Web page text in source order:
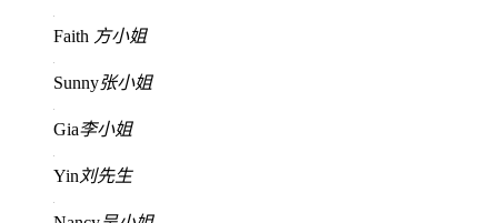
Faith 方小姐
Sunny张小姐
Gia李小姐
Yin 刘先生